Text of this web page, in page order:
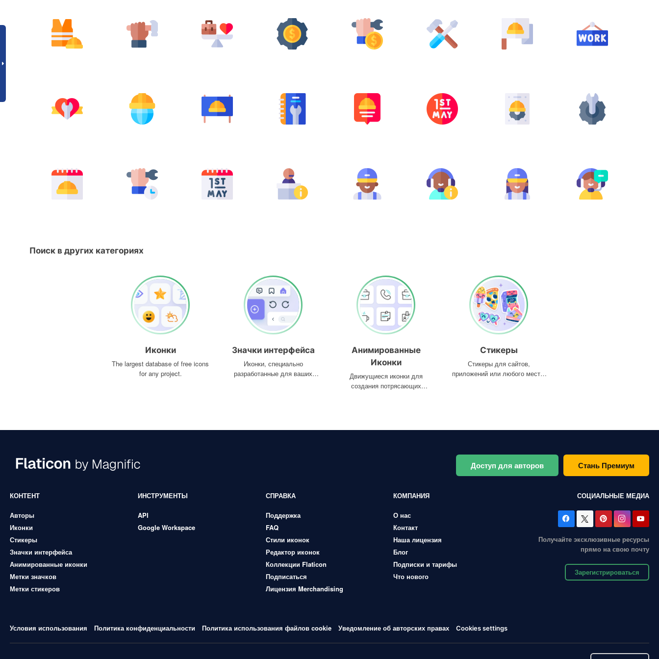
Поиск в других категориях
Иконки
The largest database of free icons
for any project.
Значки интерфейса
Иконки, специально
разработанные для ваших
Анимированные
Иконки
Движущиеся иконки для
создания потрясающих
Стикеры
Стикеры для сайтов,
приложений или любого места,
Доступ для авторов Стань Премиум
КОНТЕНТ
Авторы
Иконки
Стикеры
Значки интерфейса
Анимированные иконки
Метки значков
Метки стикеров
ИНСТРУМЕНТЫ
API
Google Workspace
СПРАВКА
Поддержка
FAQ
Стили иконок
Редактор иконок
Коллекции Flaticon
Подписаться
Лицензия Merchandising
КОМПАНИЯ
О нас
Контакт
Наша лицензия
Блог
Подписки и тарифы
Что нового
СОЦИАЛЬНЫЕ МЕДИА
Получайте эксклюзивные ресурсы
прямо на свою почту
Зарегистрироваться
Условия использования Политика конфиденциальности Политика использования файлов cookie Уведомление об авторских правах Cookies settings